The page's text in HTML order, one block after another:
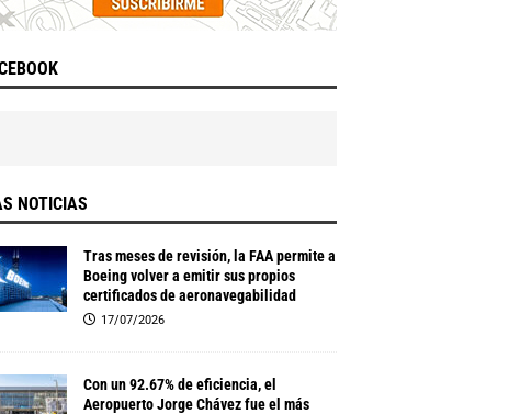
NOTICIAS
Tras meses de revisión, la FAA permite a
Boeing volver a emitir sus propios
certificados de aeronavegabilidad
17/07/2026
Con un 92.67% de eficiencia, el
Aeropuerto Jorge Chávez fue el más